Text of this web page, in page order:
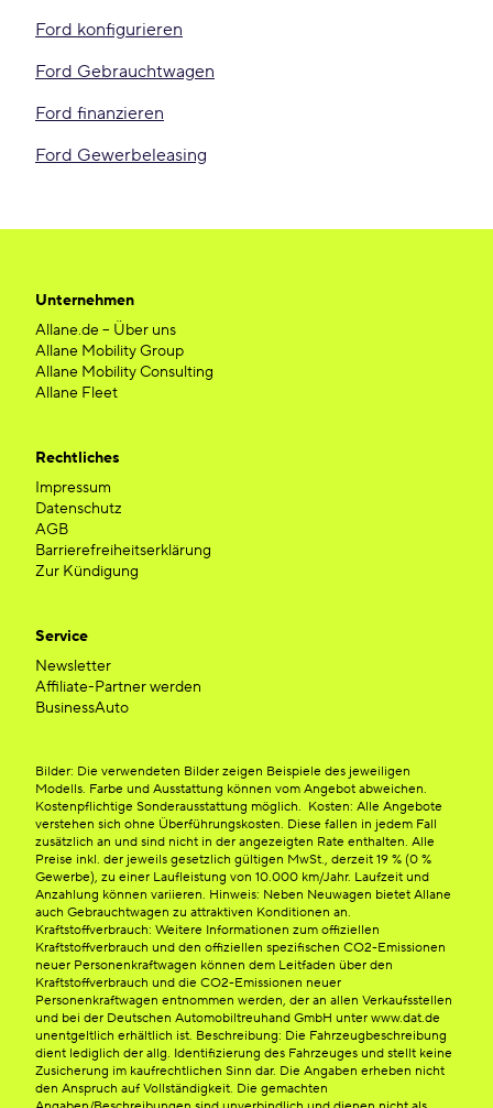
Ford konfigurieren
Ford Gebrauchtwagen
Ford finanzieren
Ford Gewerbeleasing
Unternehmen
Allane.de – Über uns
Allane Mobility Group
Allane Mobility Consulting
Allane Fleet
Rechtliches
Impressum
Datenschutz
AGB
Barrierefreiheitserklärung
Zur Kündigung
Service
Newsletter
Affiliate-Partner werden
BusinessAuto
Bilder: Die verwendeten Bilder zeigen Beispiele des jeweiligen
Modells. Farbe und Ausstattung können vom Angebot abweichen.
Kostenpflichtige Sonderausstattung möglich. Kosten: Alle Angebote
verstehen sich ohne Überführungskosten. Diese fallen in jedem Fall
zusätzlich an und sind nicht in der angezeigten Rate enthalten. Alle
Preise inkl. der jeweils gesetzlich gültigen MwSt., derzeit 19 % (0 %
Gewerbe), zu einer Laufleistung von 10.000 km/Jahr. Laufzeit und
Anzahlung können variieren. Hinweis: Neben Neuwagen bietet Allane
auch Gebrauchtwagen zu attraktiven Konditionen an.
Kraftstoffverbrauch: Weitere Informationen zum offiziellen
Kraftstoffverbrauch und den offiziellen spezifischen CO2-Emissionen
neuer Personenkraftwagen können dem Leitfaden über den
Kraftstoffverbrauch und die CO2-Emissionen neuer
Personenkraftwagen entnommen werden, der an allen Verkaufsstellen
und bei der Deutschen Automobiltreuhand GmbH unter www.dat.de
unentgeltlich erhältlich ist. Beschreibung: Die Fahrzeugbeschreibung
dient lediglich der allg. Identifizierung des Fahrzeuges und stellt keine
Zusicherung im kaufrechtlichen Sinn dar. Die Angaben erheben nicht
den Anspruch auf Vollständigkeit. Die gemachten